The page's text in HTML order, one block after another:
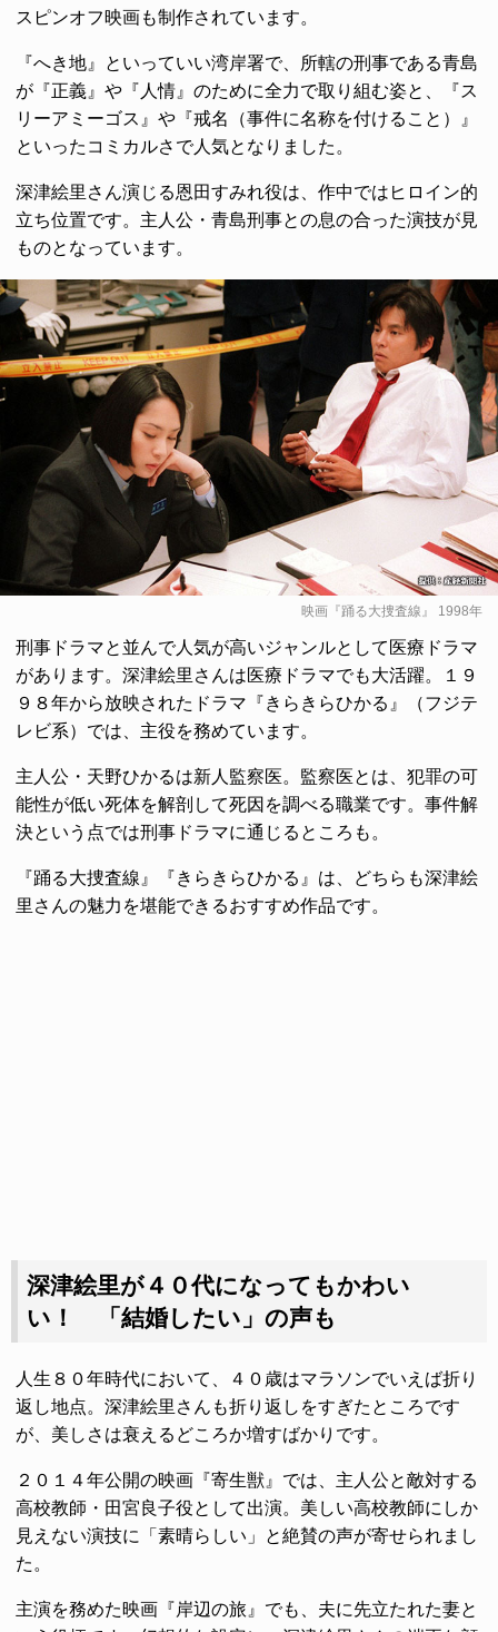
スピンオフ映画も制作されています。
『へき地』といっていい湾岸署で、所轄の刑事である青島
が『正義』や『人情』のために全力で取り組む姿と、『ス
リーアミーゴス』や『戒名（事件に名称を付けること）』
といったコミカルさで人気となりました。
深津絵里さん演じる恩田すみれ役は、作中ではヒロイン的
立ち位置です。主人公・青島刑事との息の合った演技が見
ものとなっています。
映画『踊る大捜査線』 1998年
刑事ドラマと並んで人気が高いジャンルとして医療ドラマ
があります。深津絵里さんは医療ドラマでも大活躍。１９
９８年から放映されたドラマ『きらきらひかる』（フジテ
レビ系）では、主役を務めています。
主人公・天野ひかるは新人監察医。監察医とは、犯罪の可
能性が低い死体を解剖して死因を調べる職業です。事件解
決という点では刑事ドラマに通じるところも。
『踊る大捜査線』『きらきらひかる』は、どちらも深津絵
里さんの魅力を堪能できるおすすめ作品です。
深津絵里が４０代になってもかわい
い！ 「結婚したい」の声も
人生８０年時代において、４０歳はマラソンでいえば折り
返し地点。深津絵里さんも折り返しをすぎたところです
が、美しさは衰えるどころか増すばかりです。
２０１４年公開の映画『寄生獣』では、主人公と敵対する
高校教師・田宮良子役として出演。美しい高校教師にしか
見えない演技に「素晴らしい」と絶賛の声が寄せられまし
た。
主演を務めた映画『岸辺の旅』でも、夫に先立たれた妻と